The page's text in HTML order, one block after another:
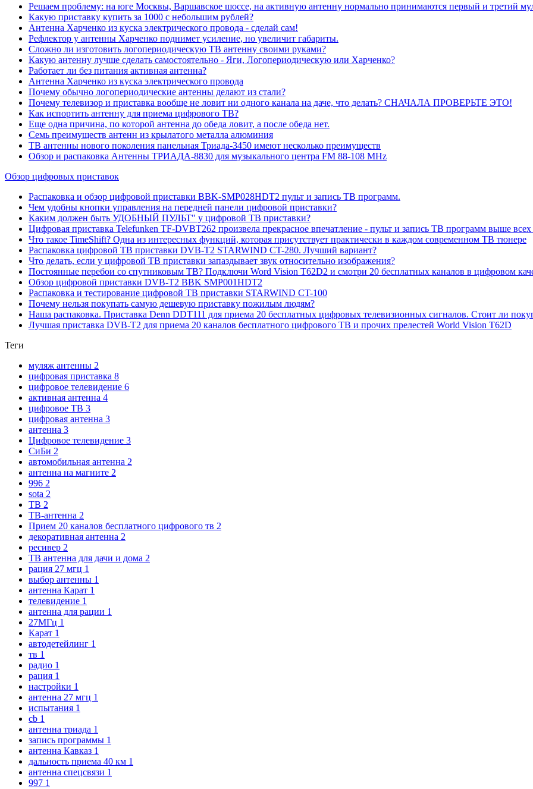
Решаем проблему: на юге Москвы, Варшавское шоссе, на активную антенну нормально принимаются первый и третий
Какую приставку купить за 1000 с небольшим рублей?
Антенна Харченко из куска электрического провода - сделай сам!
Рефлектор у антенны Харченко поднимет усиление, но увеличит габариты.
Сложно ли изготовить логопериодическую ТВ антенну своими руками?
Какую антенну лучше сделать самостоятельно - Яги, Логопериодическую или Харченко?
Работает ли без питания активная антенна?
Антенна Харченко из куска электрического провода
Почему обычно логопериодические антенны делают из стали?
Почему телевизор и приставка вообще не ловит ни одного канала на даче, что делать? СНАЧАЛА ПРОВЕРЬТЕ ЭТО!
Как испортить антенну для приема цифрового ТВ?
Еще одна причина, по которой антенна до обеда ловит, а после обеда нет.
Семь преимуществ антенн из крылатого металла алюминия
ТВ антенны нового поколения панельная Триада-3450 имеют несколько преимуществ
Обзор и распаковка Антенны ТРИАДА-8830 для музыкального центра FM 88-108 MHz
Обзор цифровых приставок
Распаковка и обзор цифровой приставки BBK-SMP028HDT2 пульт и запись ТВ программ.
Чем удобны кнопки управления на передней панели цифровой приставки?
Каким должен быть УДОБНЫЙ ПУЛЬТ" у цифровой ТВ приставки?
Цифровая приставка Telefunken TF-DVBT262 произвела прекрасное впечатление - пульт и запись ТВ программ выше
Что такое TimeShift? Одна из интересных функций, которая присутствует практически в каждом современном ТВ тюнере
Распаковка цифровой ТВ приставки DVB-T2 STARWIND CT-280. Лучший вариант?
Что делать, если у цифровой ТВ приставки запаздывает звук относительно изображения?
Постоянные перебои со спутниковым ТВ? Подключи Word Vision T62D2 и смотри 20 бесплатных каналов в цифровом
Обзор цифровой приставки DVB-T2 BBK SMP001HDT2
Распаковка и тестирование цифровой ТВ приставки STARWIND CT-100
Почему нельзя покупать самую дешевую приставку пожилым людям?
Наша распаковка. Приставка Denn DDT111 для приема 20 бесплатных цифровых телевизионных сигналов. Стоит ли
Лучшая приставка DVB-T2 для приема 20 каналов бесплатного цифрового ТВ и прочих прелестей World Vision T62D
Теги
муляж антенны 2
цифровая приставка 8
цифровое телевидение 6
активная антенна 4
цифровое ТВ 3
цифровая антенна 3
антенна 3
Цифровое телевидение 3
СиБи 2
автомобильная антенна 2
антенна на магните 2
996 2
sota 2
ТВ 2
ТВ-антенна 2
Прием 20 каналов бесплатного цифрового тв 2
декоративная антенна 2
ресивер 2
ТВ антенна для дачи и дома 2
рация 27 мгц 1
выбор антенны 1
антенна Карат 1
телевидение 1
антенна для рации 1
27МГц 1
Карат 1
автодетейлинг 1
тв 1
радио 1
рация 1
настройки 1
антенна 27 мгц 1
испытания 1
cb 1
антенна триада 1
запись программы 1
антенна Кавказ 1
дальность приема 40 км 1
антенна спецсвязи 1
997 1